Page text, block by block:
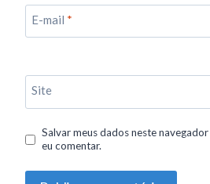
E-mail *
Site
Salvar meus dados neste
eu comentar.